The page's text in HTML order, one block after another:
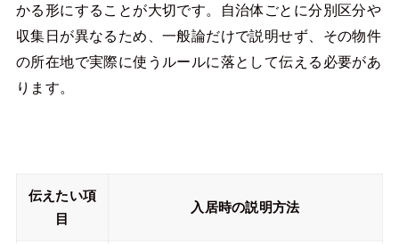
かる形にすることが大切です。自治体ごとに分別区分や
収集日が異なるため、一般論だけで説明せず、その物件
の所在地で実際に使うルールに落として伝える必要があ
ります。
伝えたい項
目
入居時の説明方法